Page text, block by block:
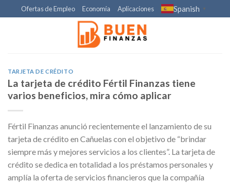
to
Ofertas de Empleo Economía Aplicaciones Spanish ▼
TARJETA DE CRÉDITO
La tarjeta de crédito Fértil Finanzas tiene
varios beneficios, mira cómo aplicar
Fértil Finanzas anunció recientemente el lanzamiento de su
tarjeta de crédito en Cañuelas con el objetivo de “brindar
siempre más y mejores servicios a los clientes”. La tarjeta de
crédito se dedica en totalidad a los préstamos personales y
amplía la oferta de servicios financieros que la compañía